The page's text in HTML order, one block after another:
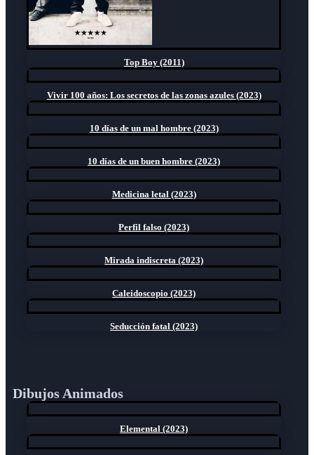
Top Boy (2011)
Vivir 100 años: Los secretos de las zonas azules (2023)
10 días de un mal hombre (2023)
10 días de un buen hombre (2023)
Medicina letal (2023)
Perfil falso (2023)
Mirada indiscreta (2023)
Caleidoscopio (2023)
Seducción fatal (2023)
Dibujos Animados
Elemental (2023)